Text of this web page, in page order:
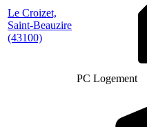
Le Croizet,
Saint-Beauzire
(43100)
PC Logement